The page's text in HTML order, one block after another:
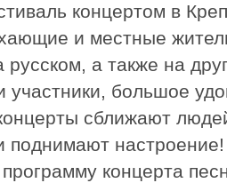
концертом в
и местные
а также на
большое
сближают
поднимают
концерта